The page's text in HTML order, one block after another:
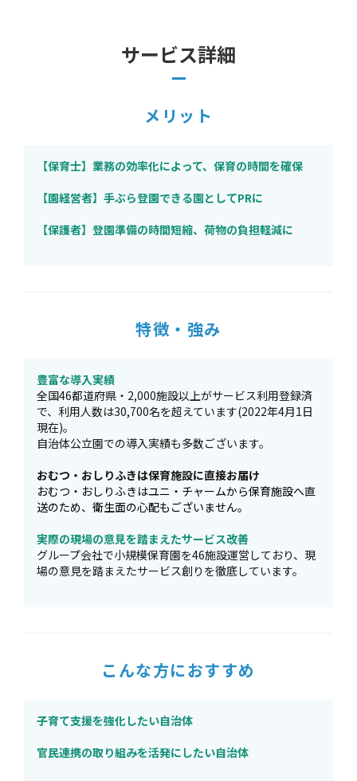
サービス詳細
メリット
【保育士】業務の効率化によって、保育の時間を確保
【園経営者】手ぶら登園できる園としてPRに
【保護者】登園準備の時間短縮、荷物の負担軽減に
特徴・強み
豊富な導入実績
全国46都道府県・2,000施設以上がサービス利用登録済
で、利用人数は30,700名を超えています(2022年4月1日
現在)。
自治体公立園での導入実績も多数ございます。
おむつ・おしりふきは保育施設に直接お届け
おむつ・おしりふきはユニ・チャームから保育施設へ直
送のため、衛生面の心配もございません。
実際の現場の意見を踏まえたサービス改善
グループ会社で小規模保育園を46施設運営しており、現
場の意見を踏まえたサービス創りを徹底しています。
こんな方におすすめ
子育て支援を強化したい自治体
官民連携の取り組みを活発にしたい自治体